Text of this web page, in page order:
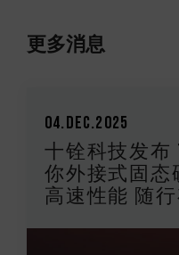
更多消息
PD40 迷
巧机身融合
领新风尚